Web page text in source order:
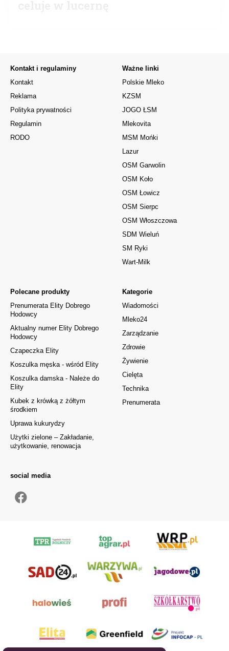
Kontakt i regulaminy
Kontakt
Reklama
Polityka prywatności
Regulamin
RODO
Kategorie
Wiadomości
Mleko24
Zarządzanie
Zdrowie
Żywienie
Cielęta
Technika
Prenumerata
Polecane produkty
Prenumerata Elity Dobrego
Hodowcy
Aktualny numer Elity Dobrego
Hodowcy
Czapeczka Elity
Koszulka męska - wśród Elity
Koszulka damska - Należe do
Elity
Kubek z krówką z żółtym
środkiem
Uprawa kukurydzy
Użytki zielone – Zakładanie,
użytkowanie, renowacja
Ważne linki
Polskie Mleko
KZSM
JOGO ŁSM
Mlekovita
MSM Mońki
Lazur
OSM Garwolin
OSM Koło
OSM Łowicz
OSM Sierpc
OSM Włoszczowa
SDM Wieluń
SM Ryki
Wart-Milk
social media